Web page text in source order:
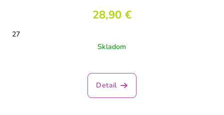
28,90 €
27
Skladom
Detail